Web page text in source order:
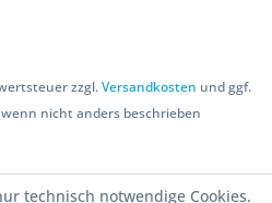
zzgl.Versandkosten und ggf.
nicht anders beschrieben
technisch notwendige Cookies.